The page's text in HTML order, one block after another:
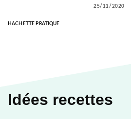
25/11/2020
HACHETTE PRATIQUE
Idées recettes